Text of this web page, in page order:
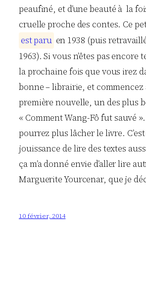
peaufiné, et d’une beauté à la
cruelle proche des contes. Ce
estparu en 1938 (puis
1963). Si vous n’êtes pas encore
la prochaine fois que vous irez
bonne – librairie, et
première nouvelle, un des plus
« Comment Wang-Fô fut sauvé
pourrez plus lâcher le livre.
jouissance de lire des textes
ça m’a donné envie d’aller lire
Marguerite Yourcenar, que je
10 février, 2014